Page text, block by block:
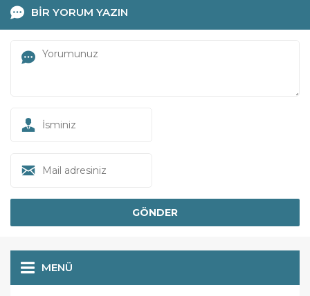
BİR YORUM YAZIN
MENÜ